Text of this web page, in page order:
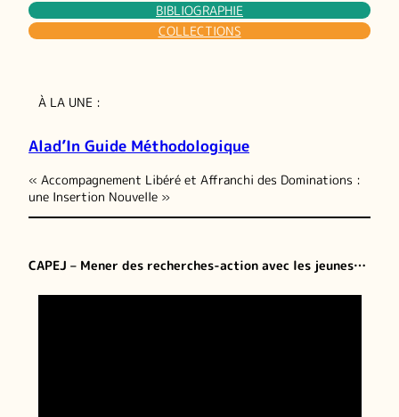
BIBLIOGRAPHIE
COLLECTIONS
À LA UNE :
Alad’In Guide Méthodologique
« Accompagnement Libéré et Affranchi des Dominations :
une Insertion Nouvelle »
CAPEJ – Mener des recherches-action avec les jeunes…